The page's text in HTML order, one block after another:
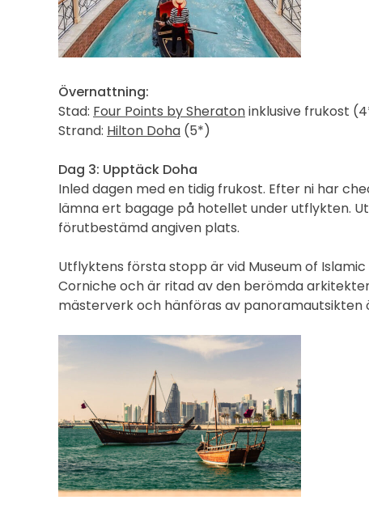
Övernattning:
Stad: Four Points by Sheratoninklusive frukost
Strand: Hilton Doha (5*)
Dag 3: Upptäck Doha
Inled dagen med en tidig frukost. Efter ni har
lämna ert bagage på hotellet under utflykten.
förutbestämd angiven plats.
Utflyktens första stopp är vid Museum of
Corniche och är ritad av den berömda
mästerverk och hänföras av panoramautsikten